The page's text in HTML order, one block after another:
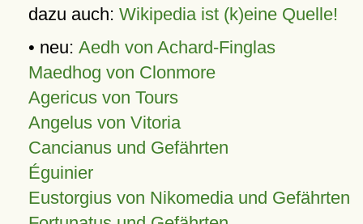
dazu auch: Wikipedia ist (k)eine Quelle!
• neu: Aedh von Achard-Finglas
Maedhog von Clonmore
Agericus von Tours
Angelus von Vitoria
Cancianus und Gefährten
Éguinier
Eustorgius von Nikomedia und Gefährten